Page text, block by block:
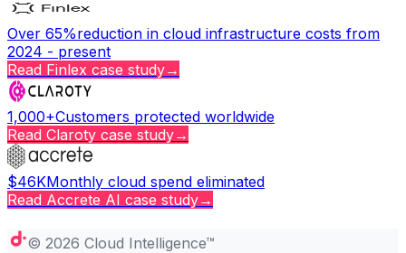
Over 65%reduction in cloud infrastructure costs from
2024 - present
Read Finlex case study→
1,000+Customers protected worldwide
Read Claroty case study→
$46KMonthly cloud spend eliminated
Read Accrete AI case study→
© 2026 Cloud Intelligence™